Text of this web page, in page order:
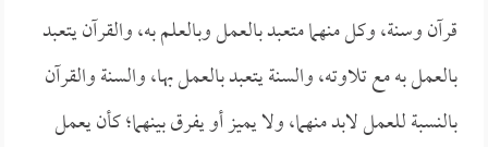
قرآن وسنة، وكل منهما متعبد بالعمل وبالعلم به، والقرآن يتعبد
بالعمل به مع تلاوته، والسنة يتعبد بالعمل بها، والسنة والقرآن
بالنسبة للعمل لابد منهما، ولا يميز أو يفرق بينهما؛ كأن يعمل